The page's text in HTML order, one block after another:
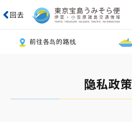
回去
前往各岛的路线
隐私政策